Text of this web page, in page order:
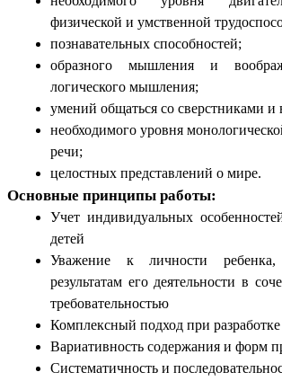
физической и умственной
познавательных способностей;
образного мышления и
логического мышления;
умений общаться со сверстниками и
необходимого уровня
речи;
целостных представлений о мире.
Основные принципы работы:
Учет индивидуальных
детей
Уважение к личности
результатам его деятельности в
требовательностью
Комплексный подход при разработке
Вариативность содержания и форм
Систематичность и